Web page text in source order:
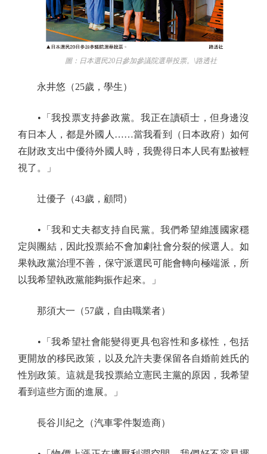
圖：日本選民20日參加參議院選舉投票。\路透社
永井悠（25歲，學生）
•「我投票支持參政黨。我正在讀碩士，但身邊沒
有日本人，都是外國人……當我看到（日本政府）如何
在財政支出中優待外國人時，我覺得日本人民有點被輕
視了。」
辻優子（43歲，顧問）
•「我和丈夫都支持自民黨。我們希望維護國家穩
定與團結，因此投票給不會加劇社會分裂的候選人。如
果執政黨治理不善，保守派選民可能會轉向極端派，所
以我希望執政黨能夠振作起來。」
那須大一（57歲，自由職業者）
•「我希望社會能變得更具包容性和多樣性，包括
更開放的移民政策，以及允許夫妻保留各自婚前姓氏的
性別政策。這就是我投票給立憲民主黨的原因，我希望
看到這些方面的進展。」
長谷川紀之（汽車零件製造商）